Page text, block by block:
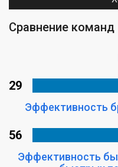
Сравнение команд
29
Эффективность
56
Эффективность